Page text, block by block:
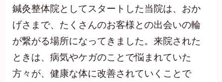
鍼灸整体院としてスタートした当院は、おか
げさまで、たくさんのお客様との出会いの輪
が繋がる場所になってきました。来院された
ときは、病気やケガのことで悩まれていた
方々が、健康な体に改善されていくことで